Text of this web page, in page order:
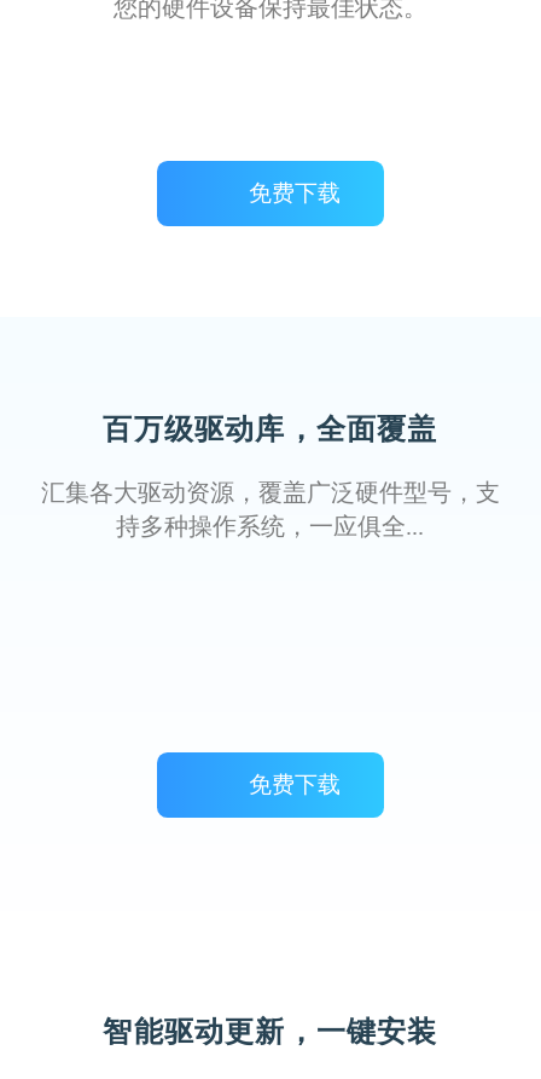
您的硬件设备保持最佳状态。
免费下载
百万级驱动库，全面覆盖
汇集各大驱动资源，覆盖广泛硬件型号，支
持多种操作系统，一应俱全...
免费下载
智能驱动更新，一键安装
是旧型号还是最新款打印机，都能找到匹配
Kirito